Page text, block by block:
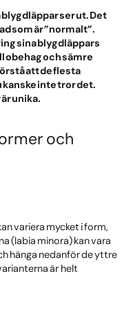
ser ut. Det
som är ”normalt”.
sina blygdläppars
obehag och sämre
att de flesta
kanske inte tror det.
unika.
och
variera mycket i form,
(labia minora) kan vara
hänga nedanför de yttre
är helt